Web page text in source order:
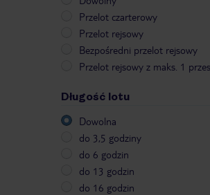
Przelot czarterowy
Przelot rejsowy
Bezpośredni przelot rejsowy
Przelot rejsowy z maks. 1
Długość lotu
Dowolna
do 3,5 godziny
do 6 godzin
do 13 godzin
do 16 godzin